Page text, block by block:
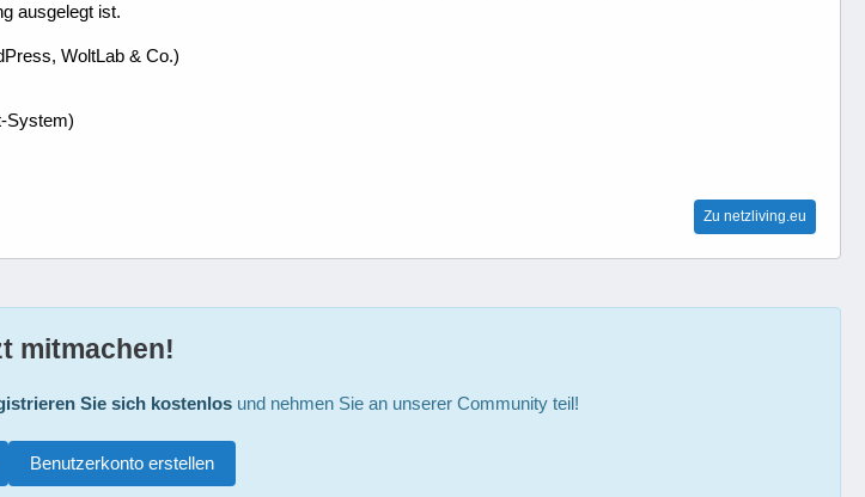
ausgelegt ist.
WoltLab & Co.)
System)
Zu netzliving.eu
mitmachen!
Sie sich kostenlosund nehmen Sie an unserer Community teil!
Benutzerkonto erstellen